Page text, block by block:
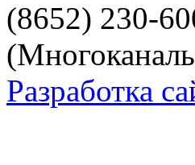
(8652) 230-
Разработка